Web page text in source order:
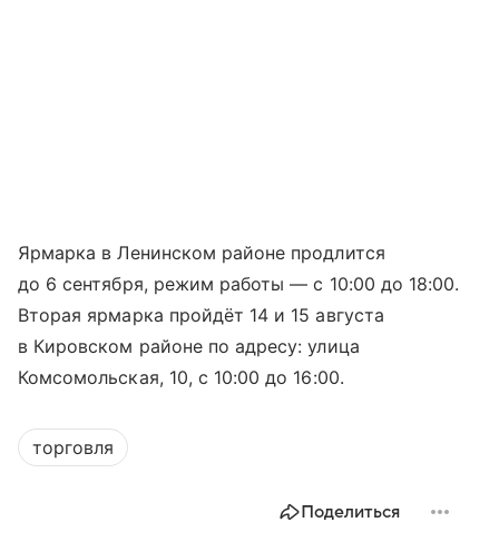
Ярмарка в Ленинском районе продлится
до 6 сентября, режим работы — с 10:00 до 18:00.
Вторая ярмарка пройдёт 14 и 15 августа
в Кировском районе по адресу: улица
Комсомольская, 10, с 10:00 до 16:00.
торговля
Поделиться